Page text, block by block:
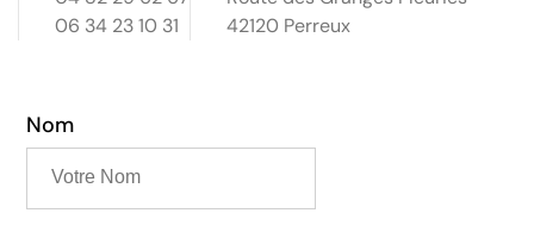
06 34 23 10 31
42120 Perreux
Nom